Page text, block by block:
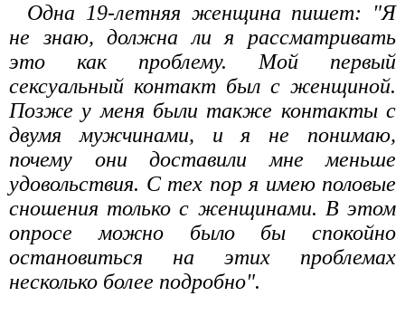
Одна 19-летняя женщина пишет: "Я
не знаю, должна ли я рассматривать
это как проблему. Мой первый
сексуальный контакт был с женщиной.
Позже у меня были также контакты с
двумя мужчинами, и я не понимаю,
почему они доставили мне меньше
удовольствия. С тех пор я имею половые
сношения только с женщинами. В этом
опросе можно было бы спокойно
остановиться на этих проблемах
несколько более подробно".